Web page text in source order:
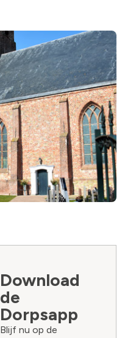
Download
de
Dorpsapp
Blijf nu op de